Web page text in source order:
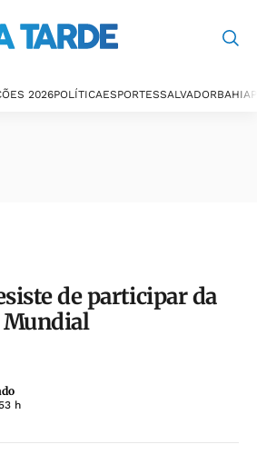
2026POLÍTICAESPORTESSALVADORBAHIA
de participar da
Mundial
h